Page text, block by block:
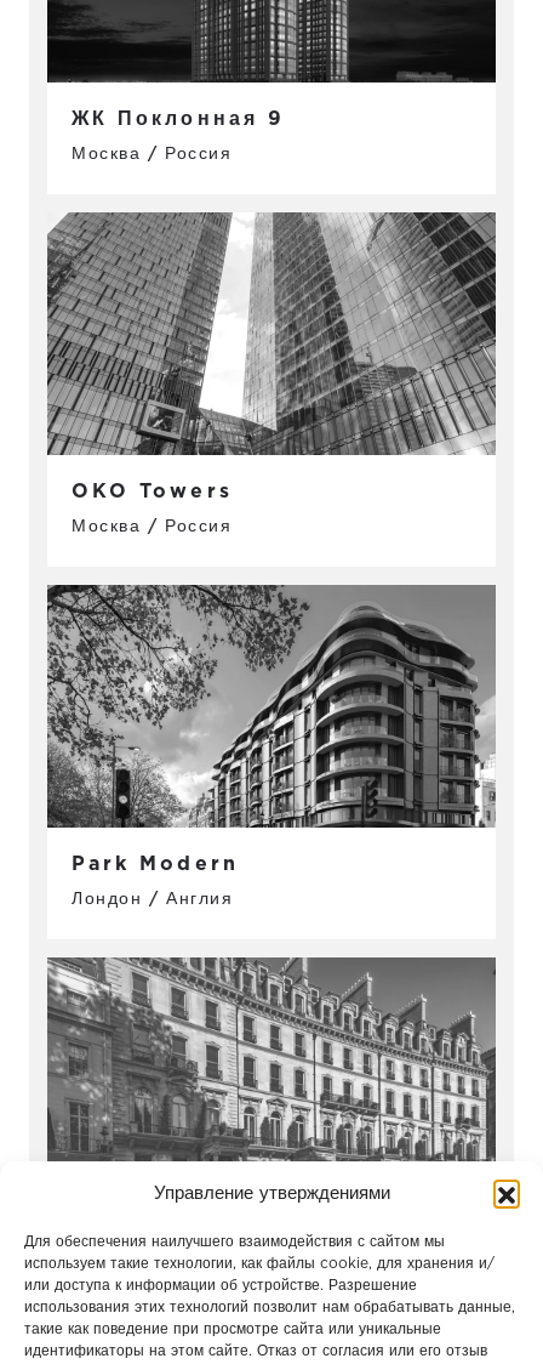
Управление утверждениями
Для обеспечения наилучшего взаимодействия с сайтом мы
используем такие технологии, как файлы cookie, для хранения и/
или доступа к информации об устройстве. Разрешение
использования этих технологий позволит нам обрабатывать данные,
такие как поведение при просмотре сайта или уникальные
идентификаторы на этом сайте. Отказ от согласия или его отзыв
ЖК Поклонная 9
Москва / Россия
OKO Towers
Москва / Россия
Park Modern
Лондон / Англия
Belgravia Gate
Лондон / Англия